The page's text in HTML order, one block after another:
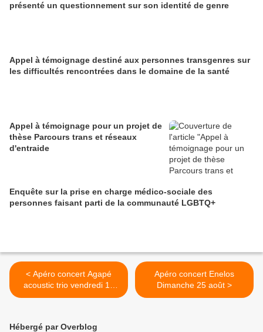
présenté un questionnement sur son identité de genre
Appel à témoignage destiné aux personnes transgenres sur
les difficultés rencontrées dans le domaine de la santé
Appel à témoignage pour un projet de
thèse Parcours trans et réseaux
d'entraide
Enquête sur la prise en charge médico-sociale des
personnes faisant parti de la communauté LGBTQ+
< Apéro concert Agapé
acoustic trio vendredi 12
juillet
Apéro concert Enelos
Dimanche 25 août >
Hébergé par Overblog